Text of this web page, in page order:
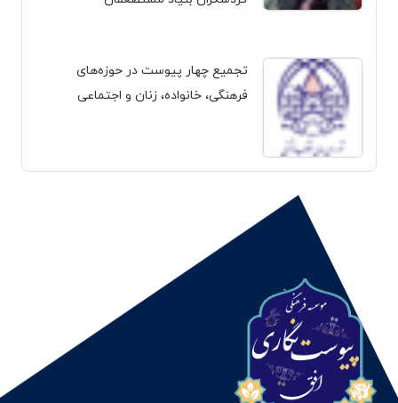
تجمیع چهار پیوست در حوزه‌های
فرهنگی، خانواده، زنان و اجتماعی